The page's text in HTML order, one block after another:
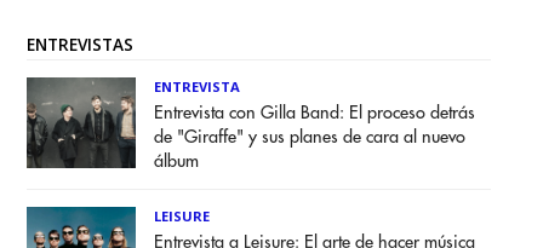
ENTREVISTAS
ENTREVISTA
Entrevista con Gilla Band: El proceso detrás
de "Giraffe" y sus planes de cara al nuevo
álbum
LEISURE
Entrevista a Leisure: El arte de hacer música